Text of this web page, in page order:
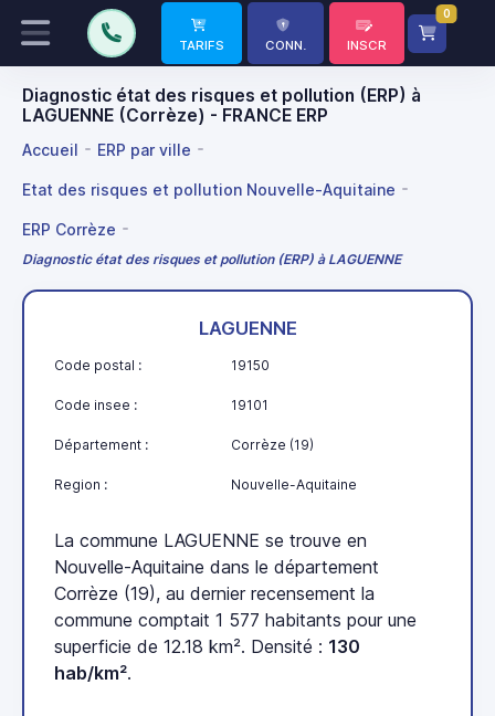
TARIFS CONN. INSCR
0
Diagnostic état des risques et pollution (ERP) à
LAGUENNE (Corrèze) - FRANCE ERP
Accueil ERP par ville
Etat des risques et pollution Nouvelle-Aquitaine
ERP Corrèze
Diagnostic état des risques et pollution (ERP) à LAGUENNE
LAGUENNE
Code postal : 19150
Code insee : 19101
Département : Corrèze (19)
Region : Nouvelle-Aquitaine
La commune LAGUENNE se trouve en
Nouvelle-Aquitaine dans le département
Corrèze (19), au dernier recensement la
commune comptait 1 577 habitants pour une
superficie de 12.18 km². Densité : 130
hab/km².